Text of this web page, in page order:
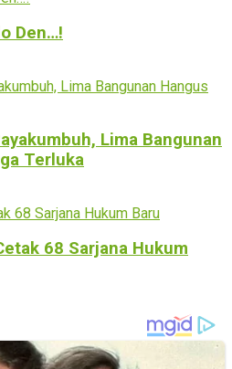
Den…!
Lima Bangunan
Terluka
68 Sarjana Hukum